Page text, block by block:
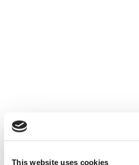
This website uses cookies